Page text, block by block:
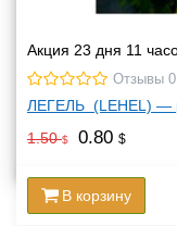
Акция 23 дня 11
Отзывы 0
ЛЕГЕЛЬ (LEHEL) —
1.50$ 0.80 $
В корзину